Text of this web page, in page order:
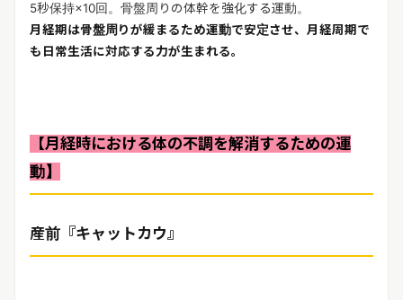
5秒保持×10回。骨盤周りの体幹を強化する運動。
月経期は骨盤周りが緩まるため運動で安定させ、月経周期で
も日常生活に対応する力が生まれる。
【月経時における体の不調を解消するための運
動】
産前『キャットカウ』